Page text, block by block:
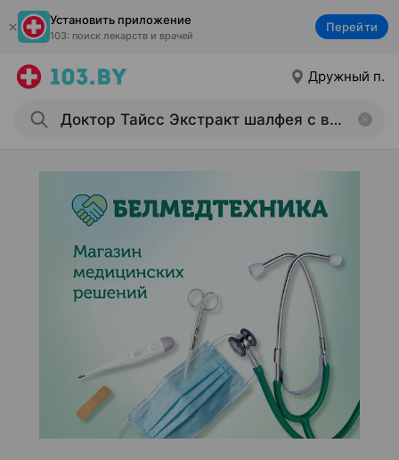
Установить приложение
103: поиск лекарств и врачей
Перейти
Дружный п.